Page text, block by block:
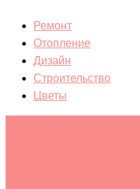
Ремонт
Отопление
Дизайн
Строительство
Цветы